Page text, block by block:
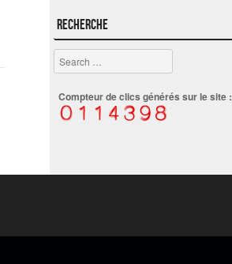
Recherche
Search
Compteur de clics générés sur le site :